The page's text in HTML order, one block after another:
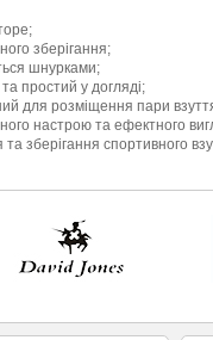
зберігання;
шнурками;
простий у догляді;
для розміщення пари
настрою та ефектного
зберігання спортивного